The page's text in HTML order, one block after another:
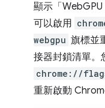
顯示「
可以啟用
webgpu 旗標並
接器封鎖清單。
chrome://
重新啟動